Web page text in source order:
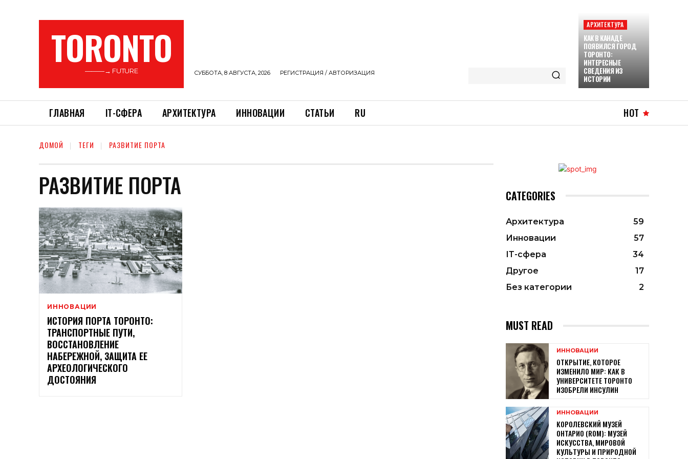
TORONTO
———→ FUTURE СУББОТА, 8 АВГУСТА, 2026 РЕГИСТРАЦИЯ / АВТОРИЗАЦИЯ
АРХИТЕКТУРА
КАК В КАНАДЕ
ПОЯВИЛСЯ ГОРОД
ТОРОНТО:
ИНТЕРЕСНЫЕ
СВЕДЕНИЯ ИЗ
ИСТОРИИ
ГЛАВНАЯ ІТ-СФЕРА АРХИТЕКТУРА ИННОВАЦИИ СТАТЬИ RU HOT
ДОМОЙ ТЕГИ РАЗВИТИЕ ПОРТА
РАЗВИТИЕ ПОРТА
ИННОВАЦИИ
ИСТОРИЯ ПОРТА ТОРОНТО:
ТРАНСПОРТНЫЕ ПУТИ,
ВОССТАНОВЛЕНИЕ
НАБЕРЕЖНОЙ, ЗАЩИТА ЕЕ
АРХЕОЛОГИЧЕСКОГО
ДОСТОЯНИЯ
CATEGORIES
Архитектура
59
Инновации
57
ІТ-сфера
34
Другое
17
Без категории
2
MUST READ
ИННОВАЦИИ
ОТКРЫТИЕ, КОТОРОЕ
ИЗМЕНИЛО МИР: КАК В
УНИВЕРСИТЕТЕ ТОРОНТО
ИЗОБРЕЛИ ИНСУЛИН
ИННОВАЦИИ
КОРОЛЕВСКИЙ МУЗЕЙ
ОНТАРИО (ROM): МУЗЕЙ
ИСКУССТВА, МИРОВОЙ
КУЛЬТУРЫ И ПРИРОДНОЙ